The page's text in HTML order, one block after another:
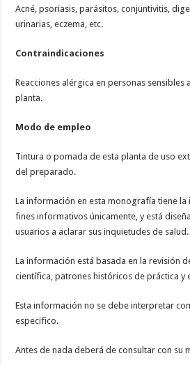
Acné, psoriasis, parásitos, conjuntivitis,
urinarias, eczema, etc.
Contraindicaciones
Reacciones alérgica en personas sensibles
planta.
Modo de empleo
Tintura o pomada de esta planta de uso
del preparado.
La información en esta monografía tiene la
fines informativos únicamente, y está
usuarios a aclarar sus inquietudes de salud.
La información está basada en la revisión
científica, patrones históricos de práctica y
Esta información no se debe interpretar
especifico.
Antes de nada deberá de consultar con su